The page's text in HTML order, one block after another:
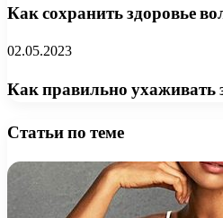
Как сохранить здоровье
02.05.2023
Как правильно ухаживать
Статьи по теме